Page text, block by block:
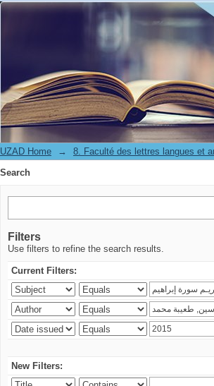
Search
UZAD Home →
Search
Filters
Use filters to refine the search results.
Current Filters:
New Filters: